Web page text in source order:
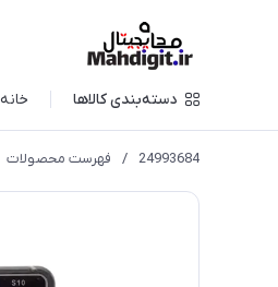
دسته‌بندی کالاها خانه
24993684
/ فهرست محصولات